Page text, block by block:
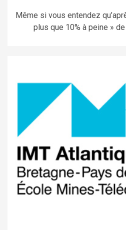
Même si vous entendez
plus que 10% à peine » de